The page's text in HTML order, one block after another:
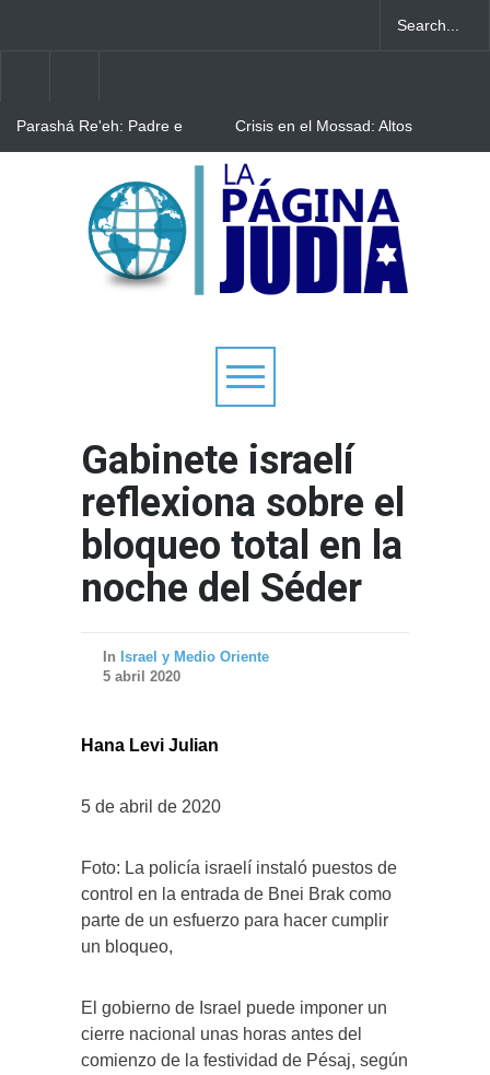
Parashá Re'eh: Padre e
Crisis en el Mossad: Altos
contra el director Roman
Gofman por la
reorganización de Irán
Bulgaria: Adolescentes
judíos italianos fueron
víctimas de un ataque
antisemita en medio de una
creciente hostilidad en toda
Gabinete israelí
reflexiona sobre el
bloqueo total en la
noche del Séder
In Israel y Medio Oriente
5 abril 2020
Hana Levi Julian
5 de abril de 2020
Foto: La policía israelí instaló puestos de
control en la entrada de Bnei Brak como
parte de un esfuerzo para hacer cumplir
un bloqueo,
El gobierno de Israel puede imponer un
cierre nacional unas horas antes del
comienzo de la festividad de Pésaj, según